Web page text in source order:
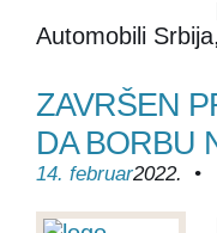
Automobili
ZAVRŠEN
DA BORBU
14. februar2022. •